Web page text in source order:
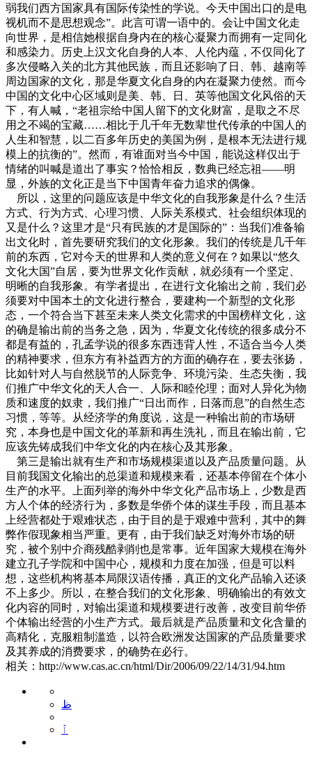
弱我们西方国家具有国际传染性的学说。今天中国出口的是电
视机而不是思想观念”。此言可谓一语中的。会让中国文化走
向世界，是相信她根据自身内在的核心凝聚力而拥有一定同化
和感染力。历史上汉文化自身的人本、人伦内蕴，不仅同化了
多次侵略入关的北方其他民族，而且还影响了日、韩、越南等
周边国家的文化，那是华夏文化自身的内在凝聚力使然。而今
中国的文化中心区域则是美、韩、日、英等他国文化风俗的天
下，有人喊，“老祖宗给中国人留下的文化财富，是取之不尽
用之不竭的宝藏……相比于几千年无数辈世代传承的中国人的
人生和智慧，以二百多年历史的美国为例，是根本无法进行规
模上的抗衡的”。然而，有谁面对当今中国，能说这样仅出于
情绪的叫喊是道出了事实？恰恰相反，数典已经忘祖——明
显，外族的文化正是当下中国青年奋力追求的偶像。
所以，这里的问题应该是中华文化的自我形象是什么？生活
方式、行为方式、心理习惯、人际关系模式、社会组织体现的
又是什么？这里才是“只有民族的才是国际的”：当我们准备输
出文化时，首先要研究我们的文化形象。我们的传统是几千年
前的东西，它对今天的世界和人类的意义何在？如果以“悠久
文化大国”自居，要为世界文化作贡献，就必须有一个坚定、
明晰的自我形象。有学者提出，在进行文化输出之前，我们必
须要对中国本土的文化进行整合，要建构一个新型的文化形
态，一个符合当下甚至未来人类文化需求的中国榜样文化，这
的确是输出前的当务之急，因为，华夏文化传统的很多成分不
都是有益的，孔孟学说的很多东西违背人性，不适合当今人类
的精神要求，但东方有补益西方的方面的确存在，要去张扬，
比如针对人与自然脱节的人际竞争、环境污染、生态失衡，我
们推广中华文化的天人合一、人际和睦伦理；面对人异化为物
质和速度的奴隶，我们推广“日出而作，日落而息”的自然生态
习惯，等等。从经济学的角度说，这是一种输出前的市场研
究，本身也是中国文化的革新和再生洗礼，而且在输出前，它
应该先铸成我们中华文化的内在核心及其形象。
第三是输出就有生产和市场规模渠道以及产品质量问题。从
目前我国文化输出的总渠道和规模来看，还基本停留在个体小
生产的水平。上面列举的海外中华文化产品市场上，少数是西
方人个体的经济行为，多数是华侨个体的谋生手段，而且基本
上经营都处于艰难状态，由于目的是于艰难中营利，其中的舞
弊作假现象相当严重。更有，由于我们缺乏对海外市场的研
究，被个别中介商残酷剥削也是常事。近年国家大规模在海外
建立孔子学院和中国中心，规模和力度在加强，但是可以料
想，这些机构将基本局限汉语传播，真正的文化产品输入还谈
不上多少。所以，在整合我们的文化形象、明确输出的有效文
化内容的同时，对输出渠道和规模要进行改善，改变目前华侨
个体输出经营的小生产方式。最后就是产品质量和文化含量的
高精化，克服粗制滥造，以符合欧洲发达国家的产品质量要求
及其养成的消费要求，的确势在必行。
相关：http://www.cas.ac.cn/html/Dir/2006/09/22/14/31/94.htm
ظ
ٱ